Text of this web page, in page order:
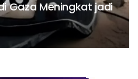
Gaza Meningkat jadi